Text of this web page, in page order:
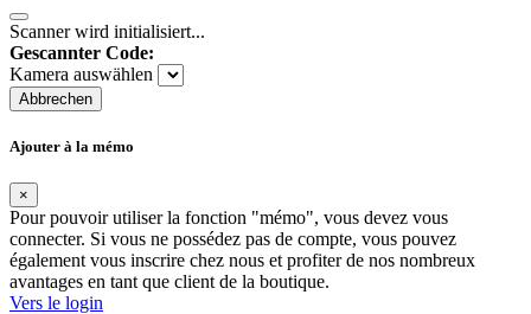
Scanner wird initialisiert...
Gescannter Code:
Kamera auswählen
Abbrechen
Ajouter à la mémo
×
Pour pouvoir utiliser la fonction "mémo", vous devez vous
connecter. Si vous ne possédez pas de compte, vous pouvez
également vous inscrire chez nous et profiter de nos nombreux
avantages en tant que client de la boutique.
Vers le login